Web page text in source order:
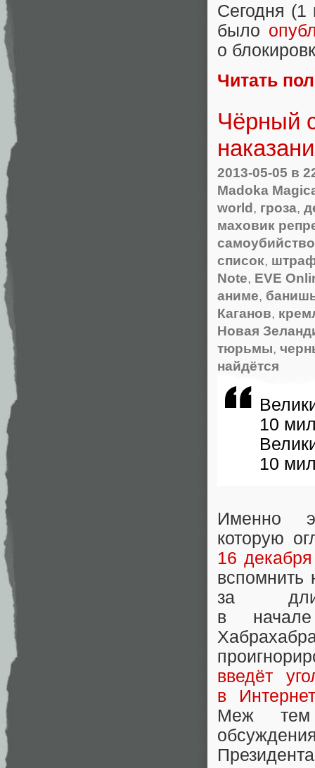
Сегодня
было
о
Читать
Чёрный
2013-05-05 в
Madoka
world, гроза,
маховик
самоубийство
список,
Note, EVE
аниме,
Каганов,
Новая
тюрьмы,
найдётся
10
10
Именно
которую
16
за
в
введёт
в
Меж тем